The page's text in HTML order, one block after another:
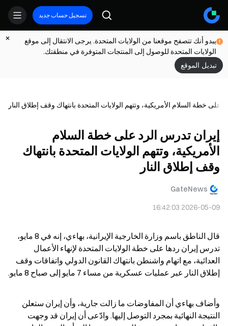
تسجيل حساب جديد
يبدو أنك تتصفح موقعنا من الولايات المتحدة. يرجى الانتقال إلى موقع
الولايات المتحدة للوصول إلى المنتجات المتوفرة في منطقتك.
تبديل الموقع
على خطة السلام الأمريكية، وتتهم الولايات المتحدة بانتهاك وقف إطلاق النار
إيران تدرس الرد على خطة السلام
الأمريكية، وتتهم الولايات المتحدة بانتهاك
وقف إطلاق النار
GateNews
2026-05-09 16:42:03
إطلاق النار عبر عمليات عسكرية من مساء 7 مايو إلى صباح 8 مايو.